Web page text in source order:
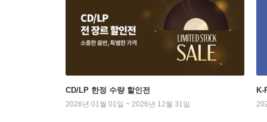
CD/LP 한정 수량 할인전
2026년 01월 01일 ~ 2026년 12월 31일
K-